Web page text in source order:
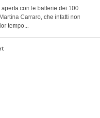
aperta con le batterie dei 100
Carraro, che infatti non
tempo...